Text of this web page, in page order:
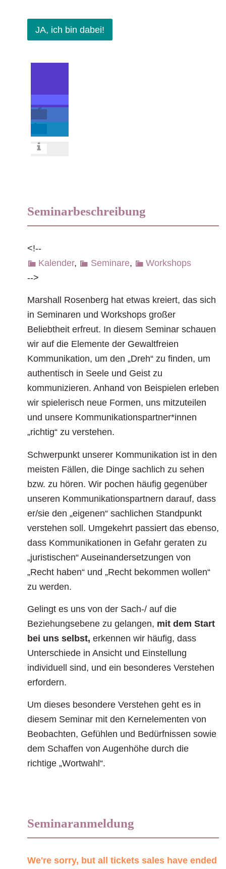
JA, ich bin dabei!
Seminarbeschreibung
<!--
Kalender, Seminare,
Workshops
-->
Marshall Rosenberg hat etwas kreiert, das sich
in Seminaren und Workshops großer
Beliebtheit erfreut. In diesem Seminar schauen
wir auf die Elemente der Gewaltfreien
Kommunikation, um den „Dreh“ zu finden, um
authentisch in Seele und Geist zu
kommunizieren. Anhand von Beispielen erleben
wir spielerisch neue Formen, uns mitzuteilen
und unsere Kommunikationspartner*innen
„richtig“ zu verstehen.
Schwerpunkt unserer Kommunikation ist in den
meisten Fällen, die Dinge sachlich zu sehen
bzw. zu hören. Wir pochen häufig gegenüber
unseren Kommunikationspartnern darauf, dass
er/sie den „eigenen“ sachlichen Standpunkt
verstehen soll. Umgekehrt passiert das ebenso,
dass Kommunikationen in Gefahr geraten zu
„juristischen“ Auseinandersetzungen von
„Recht haben“ und „Recht bekommen wollen“
zu werden.
Gelingt es uns von der Sach-/ auf die
Beziehungsebene zu gelangen, mit dem Start
bei uns selbst, erkennen wir häufig, dass
Unterschiede in Ansicht und Einstellung
individuell sind, und ein besonderes Verstehen
erfordern.
Um dieses besondere Verstehen geht es in
diesem Seminar mit den Kernelementen von
Beobachten, Gefühlen und Bedürfnissen sowie
dem Schaffen von Augenhöhe durch die
richtige „Wortwahl“.
Seminaranmeldung
We're sorry, but all tickets sales have ended